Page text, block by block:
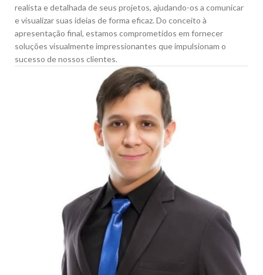
realista e detalhada de seus projetos, ajudando-os a comunicar
e visualizar suas ideias de forma eficaz. Do conceito à
apresentação final, estamos comprometidos em fornecer
soluções visualmente impressionantes que impulsionam o
sucesso de nossos clientes.